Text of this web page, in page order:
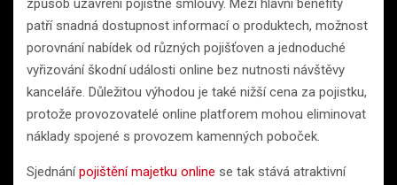
způsob uzavření pojistné smlouvy. Mezi hlavní benefity
patří snadná dostupnost informací o produktech, možnost
porovnání nabídek od různých pojišťoven a jednoduché
vyřizování škodní události online bez nutnosti návštěvy
kanceláře. Důležitou výhodou je také nižší cena za pojistku,
protože provozovatelé online platforem mohou eliminovat
náklady spojené s provozem kamenných poboček.
Sjednánípojištění majetku online se tak stává atraktivní